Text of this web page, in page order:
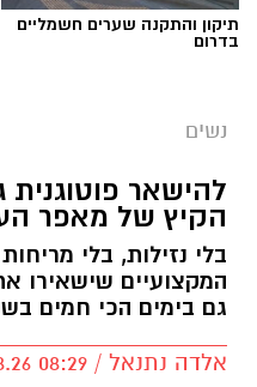
תיקון והתקנה שערים חשמליים
בדרום
נשים
להישאר
הקיץ של מאפר
בלי נזילות, בלי
המקצועיים שישאירו
גם בימים הכי חמים
אלדה נתנאל / 08:29 09.08.26